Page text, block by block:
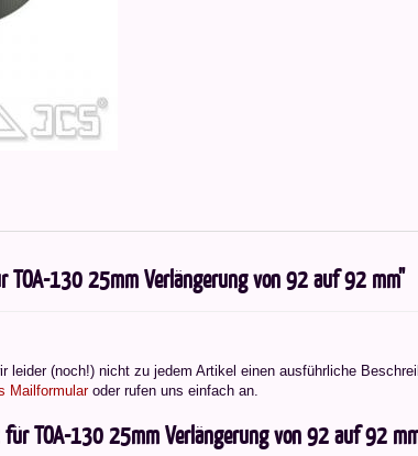
130 25mm Verlängerung von 92 auf 92 mm"
leider (noch!) nicht zu jedem Artikel einen ausführliche
Mailformularoder rufen uns einfach an.
TOA-130 25mm Verlängerung von 92 auf 92